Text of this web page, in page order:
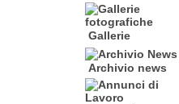
Gallerie
Archivio news